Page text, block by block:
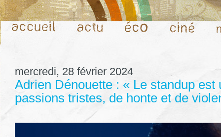
mercredi, 28 février 2024
Adrien Dénouette : « Le standup est
passions tristes, de honte et de